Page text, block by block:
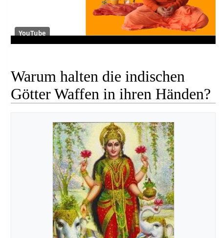
YouTube
Warum halten die indischen
Götter Waffen in ihren Händen?